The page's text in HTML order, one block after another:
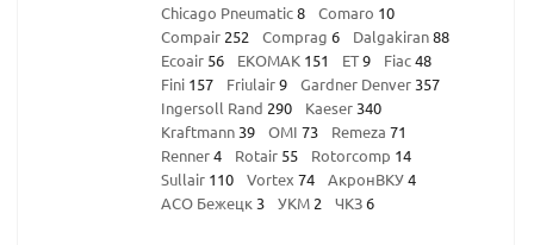
Chicago Pneumatic8 Comaro 10
Compair 252 Comprag 6 Dalgakiran88
Ecoair 56 EKOMAK 151 ET9 Fiac48
Fini 157 Friulair9 Gardner Denver 357
Ingersoll Rand 290 Kaeser 340
Kraftmann 39 OMI 73 Remeza 71
Renner4 Rotair 55 Rotorcomp 14
Sullair 110 Vortex 74 АкронВКУ4
АСО Бежецк 3 УКМ 2 ЧКЗ6